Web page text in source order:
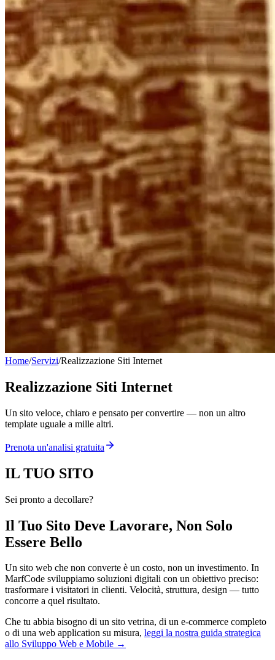
Home/Servizi/Realizzazione Siti Internet
Realizzazione Siti Internet
Un sito veloce, chiaro e pensato per convertire — non un altro
template uguale a mille altri.
Prenota un'analisi gratuita
IL TUO SITO
Sei pronto a decollare?
Il Tuo Sito Deve Lavorare, Non Solo
Essere Bello
Un sito web che non converte è un costo, non un investimento. In
MarfCode sviluppiamo soluzioni digitali con un obiettivo preciso:
trasformare i visitatori in clienti. Velocità, struttura, design — tutto
concorre a quel risultato.
Che tu abbia bisogno di un sito vetrina, di un e-commerce completo
o di una web application su misura, leggi la nostra guida strategica
allo Sviluppo Web e Mobile →